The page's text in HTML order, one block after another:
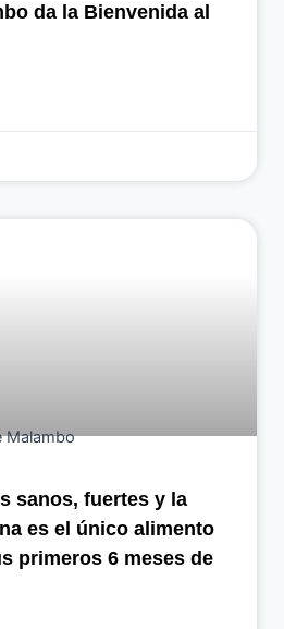
da la Bienvenida al
sanos, fuertes y la
es el único alimento
primeros 6 meses de